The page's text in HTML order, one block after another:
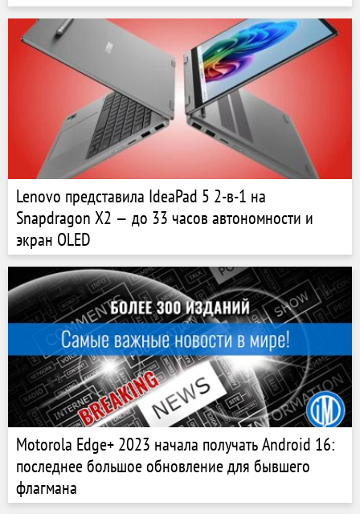
Lenovo представила IdeaPad 5 2-в-1 на
Snapdragon X2 — до 33 часов автономности и
экран OLED
Motorola Edge+ 2023 начала получать Android 16:
последнее большое обновление для бывшего
флагмана